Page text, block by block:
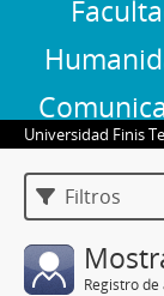
Universidad Finis
Filtros
Registro